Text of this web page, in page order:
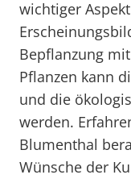
wichtiger
Bepflanzung
Pflanzen kann
und die
werden.
Blumenthal
Wünsche der